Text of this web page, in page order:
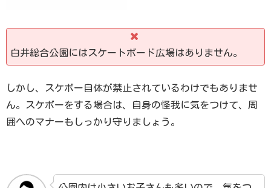
白井総合公園にはスケートボード広場はありません。
しかし、スケボー自体が禁止されているわけでもありませ
ん。スケボーをする場合は、自身の怪我に気をつけて、周
囲へのマナーもしっかり守りましょう。